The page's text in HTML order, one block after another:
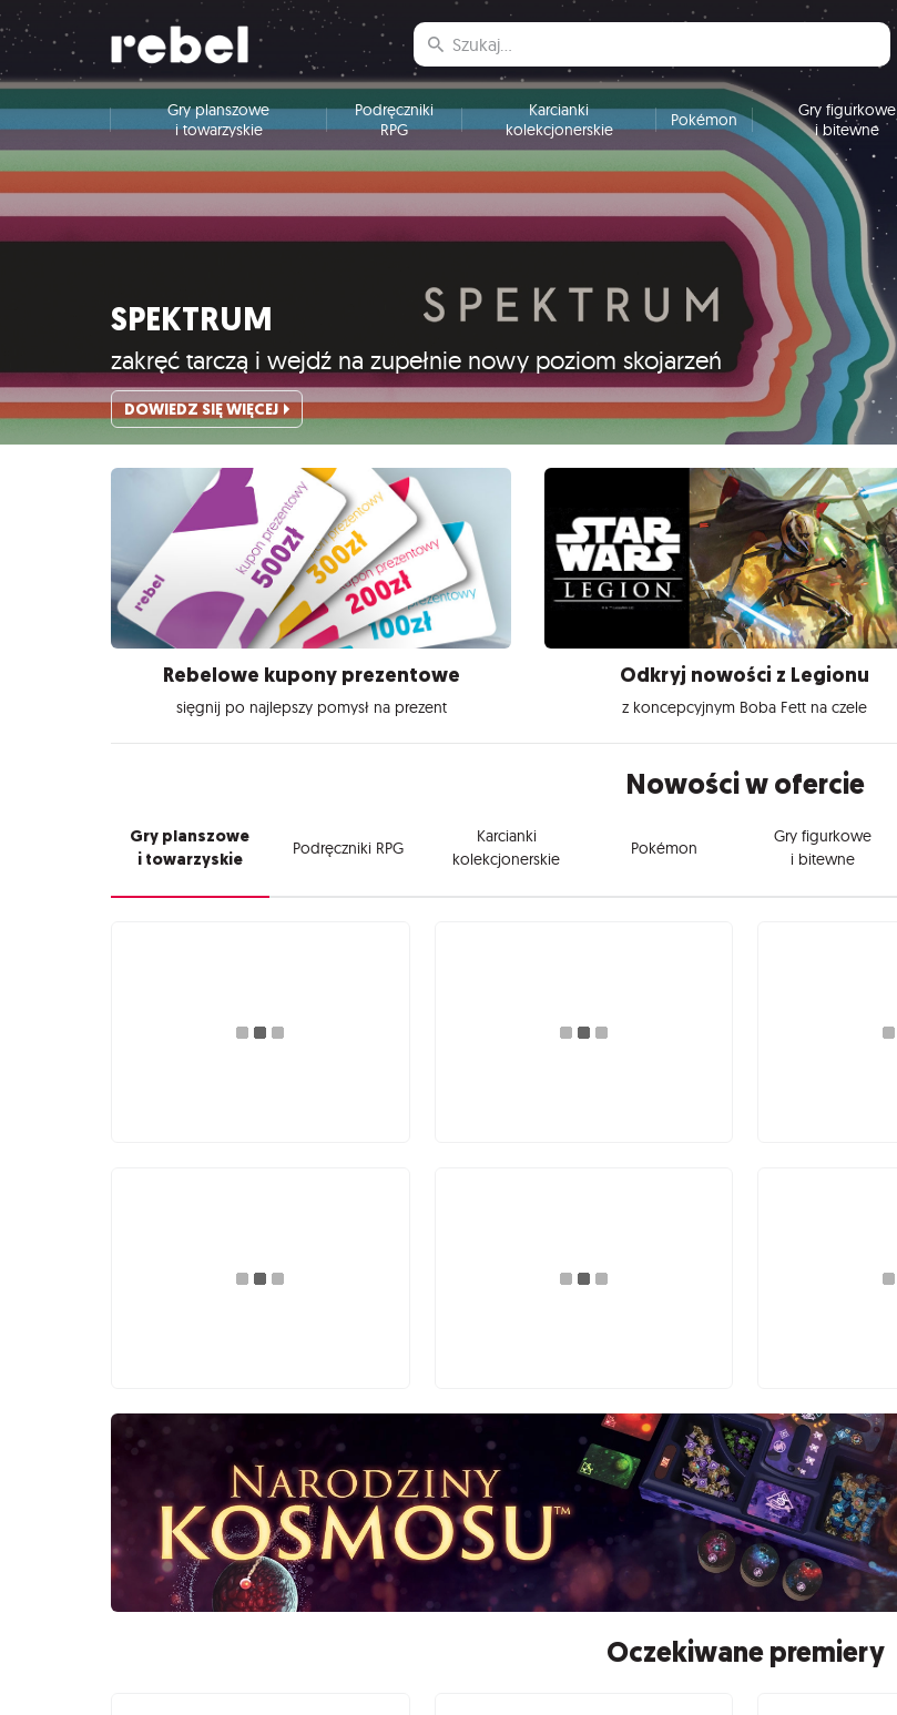
Gry planszowe
i towarzyskie
Podręczniki
RPG
Karcianki
kolekcjonerskie
Pokémon
Gry figurkowe
i bitewne
SPEKTRUM
zakręć tarczą i wejdź na zupełnie nowy poziom skojarzeń
DOWIEDZ SIĘ WIĘCEJ
Rebelowe kupony prezentowe
sięgnij po najlepszy pomysł na prezent
Odkryj nowości z Legionu
z koncepcyjnym Boba Fett na czele
Nowości w ofercie
Gry planszowe
i towarzyskie
Podręczniki RPG
Karcianki
kolekcjonerskie
Pokémon
Gry figurkowe
i bitewne
Oczekiwane premiery